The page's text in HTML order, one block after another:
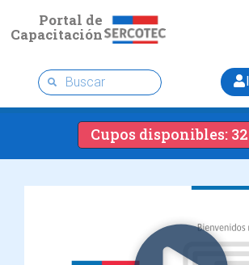
Portal de
Capacitación
Cupos disponibles: